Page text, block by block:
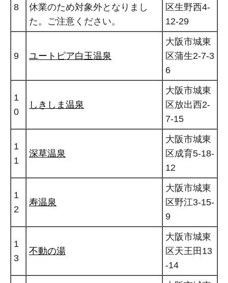
8
休業のため対象外となりまし
た。ご注意ください。
区生野西4-
12-29
9 ユートピア白玉温泉
大阪市城東
区蒲生2-7-3
6
1
0
しきしま温泉
大阪市城東
区放出西2-
7-15
1
1
深草温泉
大阪市城東
区成育5-18-
12
1
2
寿温泉
大阪市城東
区野江3-15-
9
1
3
不動の湯
大阪市城東
区天王田13
-14